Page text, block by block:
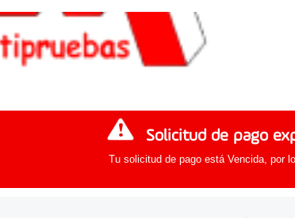
Solicitud de pago
Tu solicitud de pago está Vencida, por